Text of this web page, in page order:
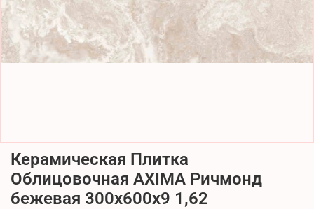
Керамическая Плитка
Облицовочная AXIMA Ричмонд
бежевая 300х600х9 1,62